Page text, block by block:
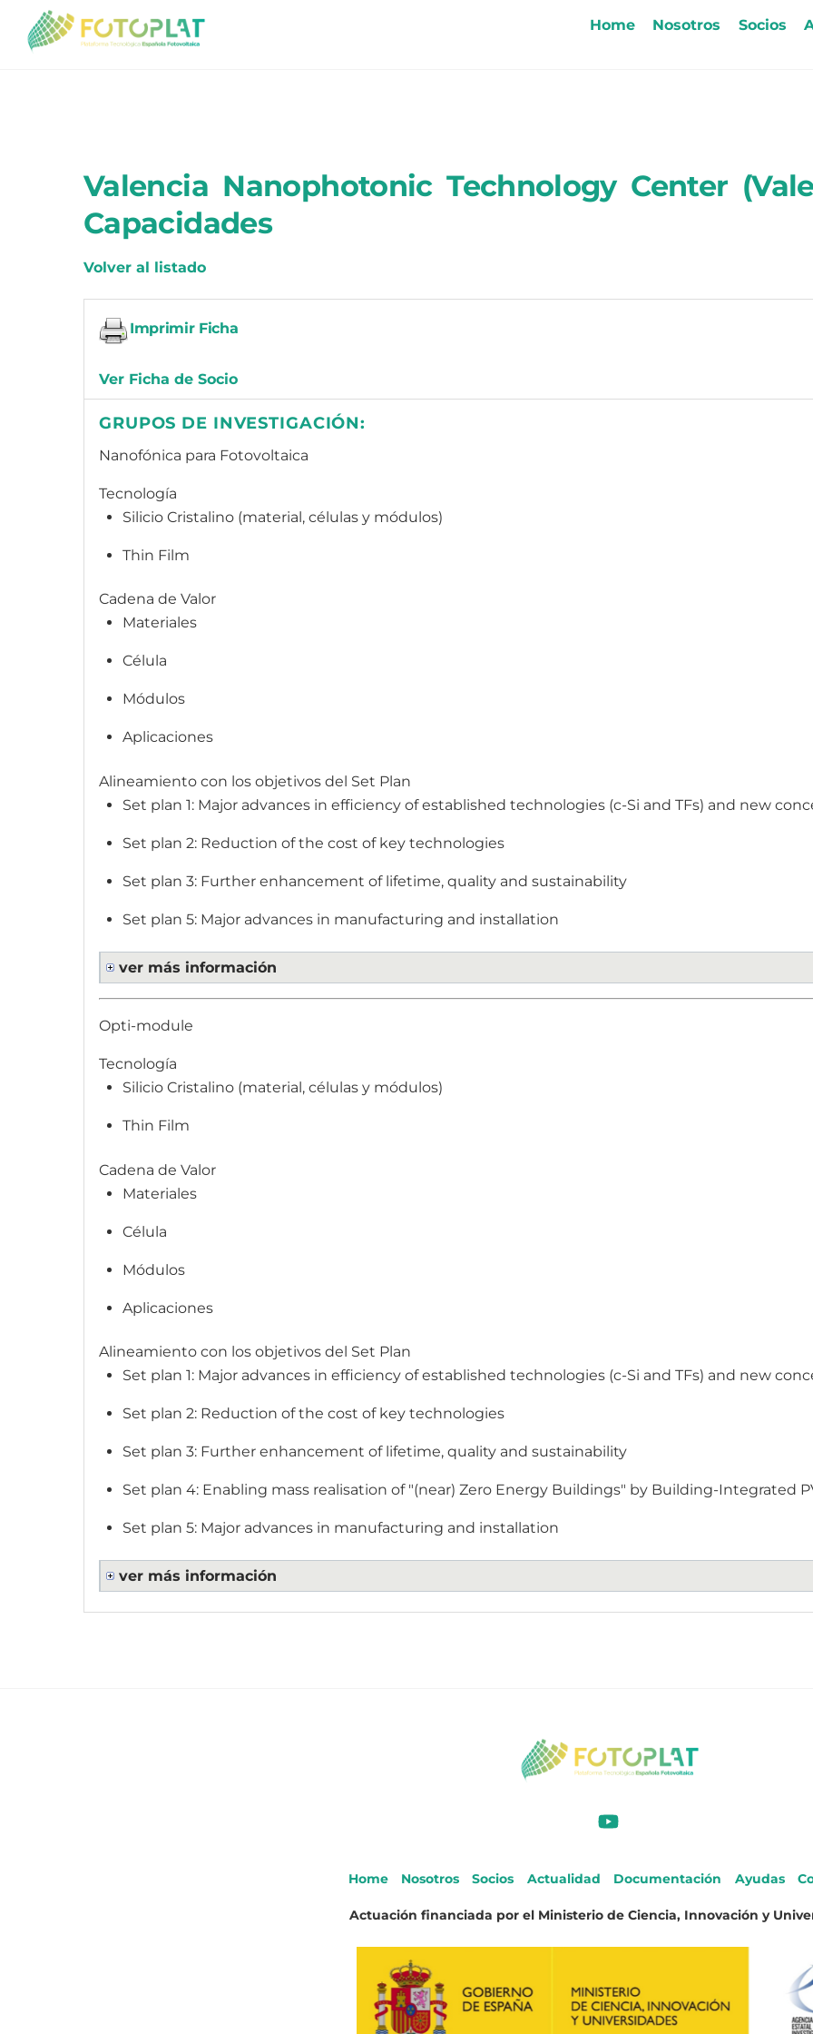
content
Home Nosotros Socios
Valencia Nanophotonic Technology Center
Capacidades
Volver al listado
Imprimir Ficha
Ver Ficha de Socio
GRUPOS DE INVESTIGACIÓN:
Nanofónica para Fotovoltaica
Tecnología
Silicio Cristalino (material, células y módulos)
Thin Film
Cadena de Valor
Materiales
Célula
Módulos
Aplicaciones
Alineamiento con los objetivos del Set Plan
Set plan 1: Major advances in efficiency of established technologies (c-Si and TFs) and new
Set plan 2: Reduction of the cost of key technologies
Set plan 3: Further enhancement of lifetime, quality and sustainability
Set plan 5: Major advances in manufacturing and installation
ver más información
Opti-module
Tecnología
Silicio Cristalino (material, células y módulos)
Thin Film
Cadena de Valor
Materiales
Célula
Módulos
Aplicaciones
Alineamiento con los objetivos del Set Plan
Set plan 1: Major advances in efficiency of established technologies (c-Si and TFs) and new
Set plan 2: Reduction of the cost of key technologies
Set plan 3: Further enhancement of lifetime, quality and sustainability
Set plan 4: Enabling mass realisation of "(near) Zero Energy Buildings" by Building-Integrated
Set plan 5: Major advances in manufacturing and installation
ver más información
Home Nosotros Socios Actualidad Documentación Ayudas
Actuación financiada por el Ministerio de Ciencia, Innovación y